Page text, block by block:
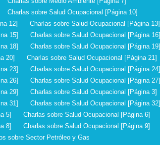
Charlas sobre Salud Ocupacional [Página 10]
12]
Charlas sobre Salud Ocupacional [Página 13]
15]
Charlas sobre Salud Ocupacional [Página 16]
18]
Charlas sobre Salud Ocupacional [Página 19]
20]
Charlas sobre Salud Ocupacional [Página 21]
23]
Charlas sobre Salud Ocupacional [Página 24]
26]
Charlas sobre Salud Ocupacional [Página 27]
29]
Charlas sobre Salud Ocupacional [Página 3]
31]
Charlas sobre Salud Ocupacional [Página 32]
5]
Charlas sobre Salud Ocupacional [Página 6]
8]
Charlas sobre Salud Ocupacional [Página 9]
sobre Sector Petróleo y Gas